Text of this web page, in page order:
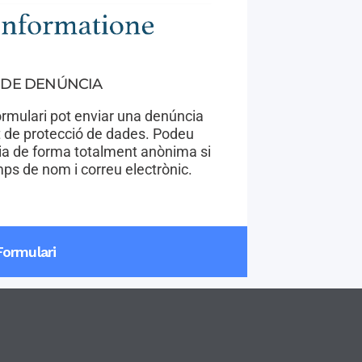
DENÚNCIA
pot enviar una denúncia
protecció de dades. Podeu
de forma totalment anònima si
de nom i correu electrònic.